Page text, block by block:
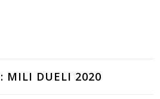
MILI DUELI 2020